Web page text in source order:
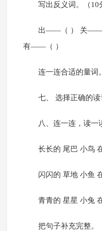
写出反义词。（10
出——（ ） 关——
有——（ ）
连一连合适的量词
七、 选择正确的读
八、连一连，读一
长长的 尾巴 小鸟
闪闪的 草地 小鱼
青青的 星星 小兔
把句子补充完整。